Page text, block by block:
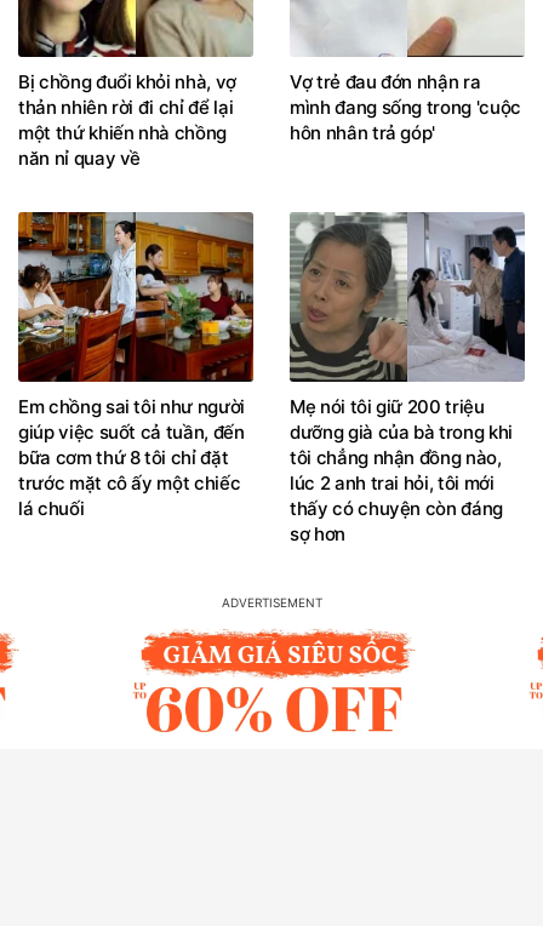
Bị chồng đuổi khỏi nhà, vợ
thản nhiên rời đi chỉ để lại
một thứ khiến nhà chồng
năn nỉ quay về
Vợ trẻ đau đớn nhận ra
mình đang sống trong 'cuộc
hôn nhân trả góp'
Em chồng sai tôi như người
giúp việc suốt cả tuần, đến
bữa cơm thứ 8 tôi chỉ đặt
trước mặt cô ấy một chiếc
lá chuối
Mẹ nói tôi giữ 200 triệu
dưỡng già của bà trong khi
tôi chẳng nhận đồng nào,
lúc 2 anh trai hỏi, tôi mới
thấy có chuyện còn đáng
sợ hơn